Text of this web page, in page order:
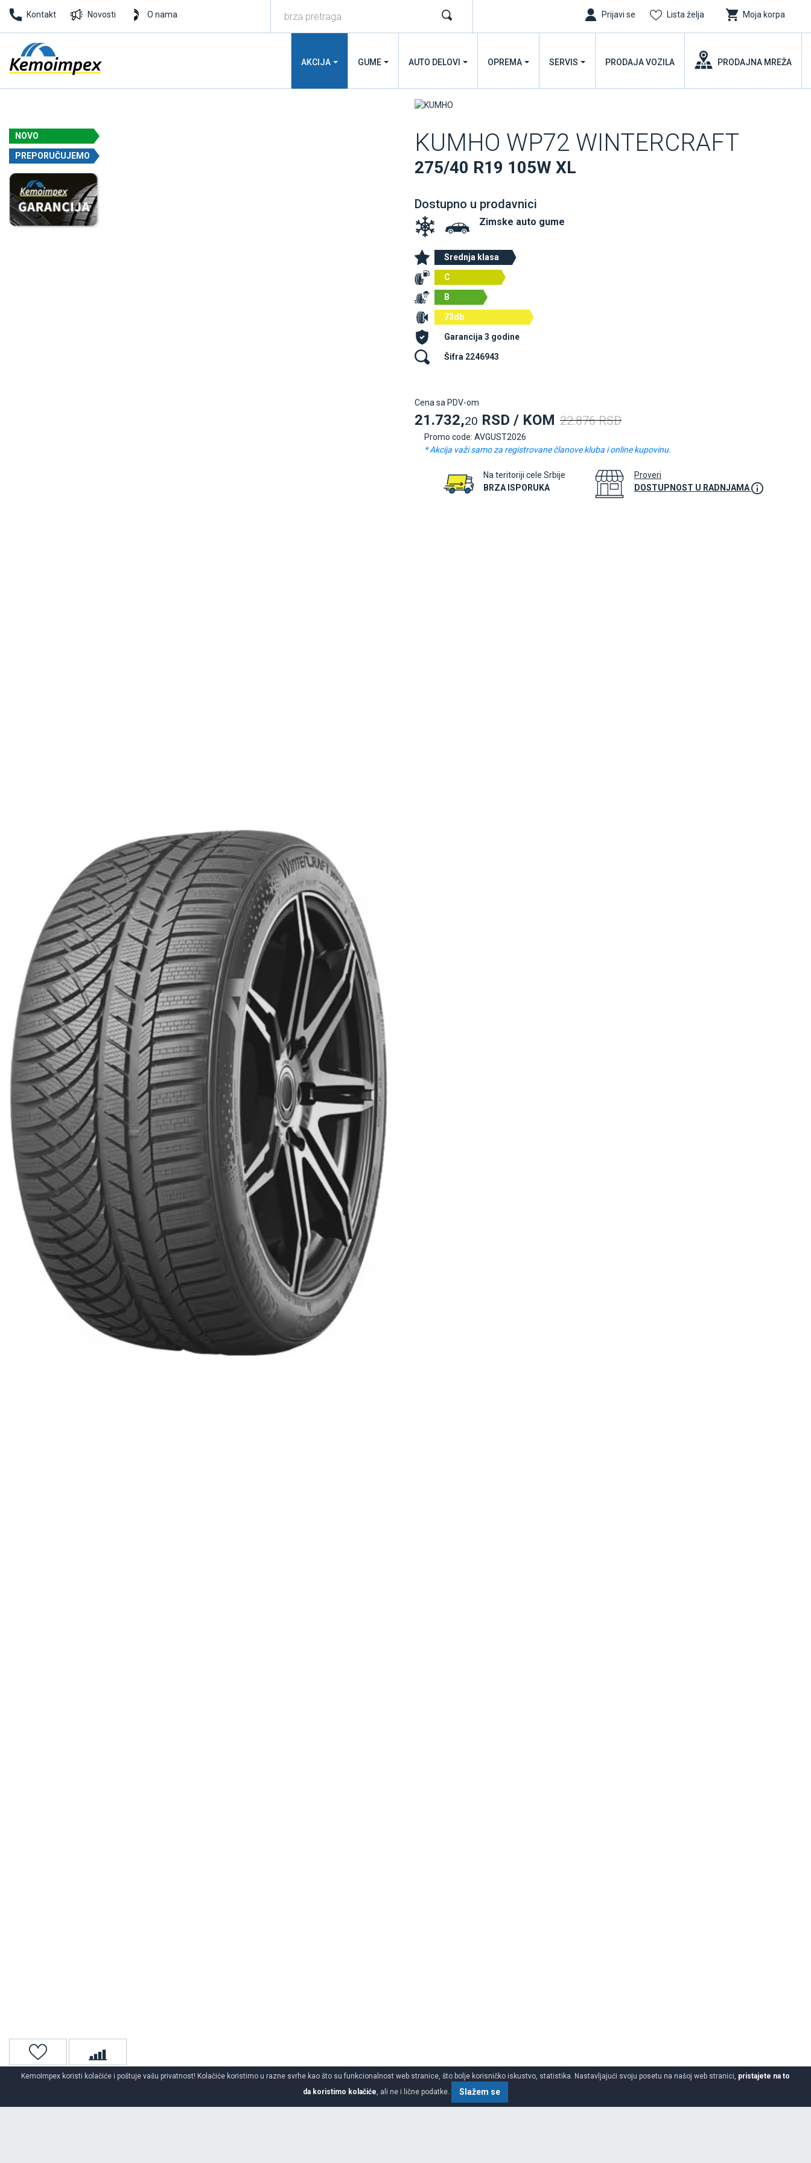
Kontakt Novosti O nama Prijavi se Lista želja Moja korpa
AKCIJA GUME AUTO DELOVI OPREMA SERVIS PRODAJA VOZILA PRODAJNA MREŽA
NOVO
PREPORUČUJEMO KUMHO WP72 WINTERCRAFT
275/40 R19 105W XL
Dostupno u prodavnici
Zimske auto gume
Srednja klasa
C
B
73db
Garancija 3 godine
Šifra 2246943
Cena sa PDV-om
21.732,20 RSD / KOM 22.876 RSD
Promo code: AVGUST2026
* Akcija važi samo za registrovane članove kluba i online kupovinu.
Na teritoriji cele Srbije
BRZA ISPORUKA
Proveri
DOSTUPNOST U RADNJAMA
KemoImpex koristi kolačiće i poštuje vašu privatnost! Kolačiće koristimo u razne svrhe kao što su funkcionalnost web stranice, što bolje korisničko iskustvo, statistika. Nastavljajući svoju posetu na našoj web stranici, pristajete na to
da koristimo kolačiće , ali ne i lične podatke. Slažem se